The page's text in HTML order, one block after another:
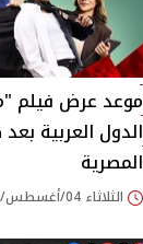
موعد عرض فيلم
الدول العربية
المصرية
الثلاثاء 04/أغسطس/2026 - 12:59 م